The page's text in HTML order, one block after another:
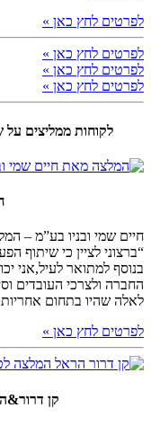
לפרטים לחץ כאן »
לפרטים לחץ כאן »
לפרטים לחץ כאן »
לפרטים לחץ כאן »
לקוחות ממליצים
חיים שמי ובניו בע”מ –
“ברצוני לציין כי שיתוף
בנוסף למתואר לעיל,אני
החברה ולצרכי העובדים
לאלה שהיו בתחום
לפרטים לחץ כאן »
קן